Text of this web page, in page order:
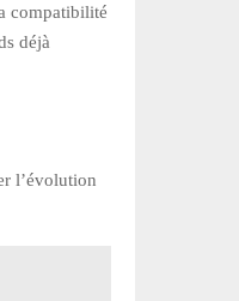
compatibilité
déjà
l’évolution